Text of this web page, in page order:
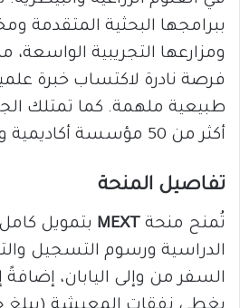
ببرامجها البحثية المتقدمة
ومزارعها التجريبية الواسعة،
فرصة نادرة لاكتساب خبرة
طبيعية ملهمة. كما تمتلك
أكثر من 50 مؤسسة أكاديمية وبحثية حول العالم.
تفاصيل المنحة
تُمنح منحة MEXT بتمويل
الدراسية ورسوم التسجيل
السفر من وإلى اليابان،